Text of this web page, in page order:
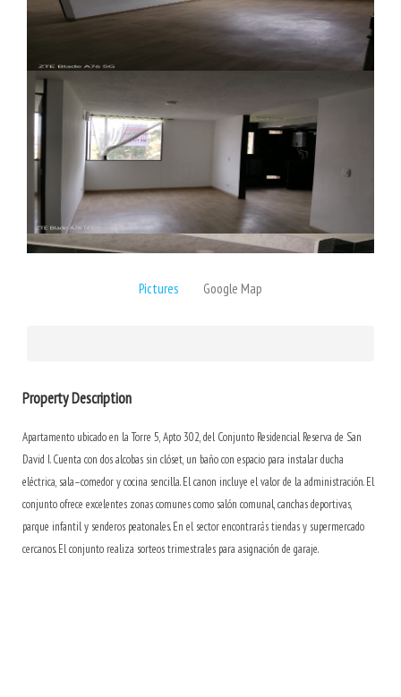
Pictures Google Map
Property Description
Apartamento ubicado en la Torre 5, Apto 302, del Conjunto Residencial Reserva de San
David I. Cuenta con dos alcobas sin clóset, un baño con espacio para instalar ducha
eléctrica, sala–comedor y cocina sencilla. El canon incluye el valor de la administración. El
conjunto ofrece excelentes zonas comunes como salón comunal, canchas deportivas,
parque infantil y senderos peatonales. En el sector encontrarás tiendas y supermercado
cercanos. El conjunto realiza sorteos trimestrales para asignación de garaje.